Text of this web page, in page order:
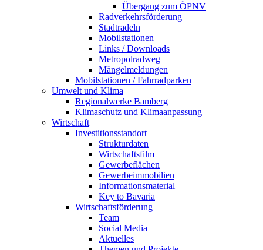
Übergang zum ÖPNV
Radverkehrsförderung
Stadtradeln
Mobilstationen
Links / Downloads
Metropolradweg
Mängelmeldungen
Mobilstationen / Fahrradparken
Umwelt und Klima
Regionalwerke Bamberg
Klimaschutz und Klimaanpassung
Wirtschaft
Investitionsstandort
Strukturdaten
Wirtschaftsfilm
Gewerbeflächen
Gewerbeimmobilien
Informationsmaterial
Key to Bavaria
Wirtschaftsförderung
Team
Social Media
Aktuelles